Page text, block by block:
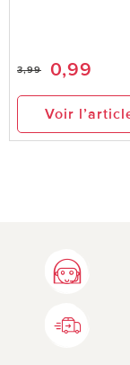
3,99 0,99
Voir